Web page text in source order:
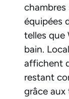
chambres
équipées
telles que
bain.
affichent
restant
grâce aux